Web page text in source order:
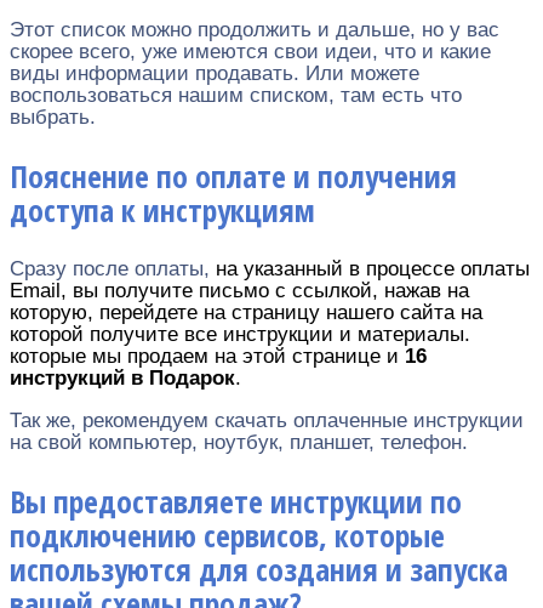
Этот список можно продолжить и дальше, но у вас
скорее всего, уже имеются свои идеи, что и какие
виды информации продавать. Или можете
воспользоваться нашим списком, там есть что
выбрать.
Пояснение по оплате и получения
доступа к инструкциям
Сразу после оплаты, на указанный в процессе оплаты
Email, вы получите письмо с ссылкой, нажав на
которую, перейдете на страницу нашего сайта на
которой получите все инструкции и материалы.
которые мы продаем на этой странице и 16
инструкций в Подарок.
Так же, рекомендуем скачать оплаченные инструкции
на свой компьютер, ноутбук, планшет, телефон.
Вы предоставляете инструкции по
подключению сервисов, которые
используются для создания и запуска